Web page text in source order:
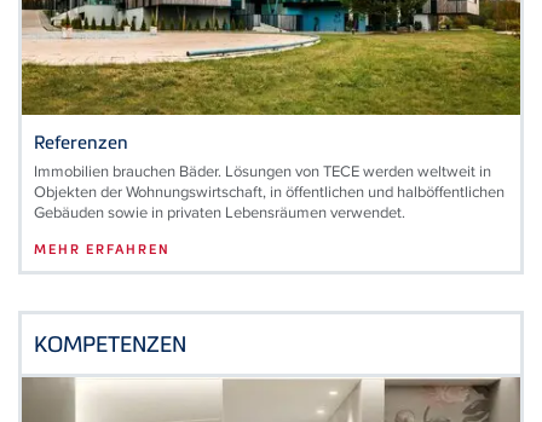
Referenzen
Immobilien brauchen Bäder. Lösungen von TECE werden weltweit in
Objekten der Wohnungswirtschaft, in öffentlichen und halböffentlichen
Gebäuden sowie in privaten Lebensräumen verwendet.
MEHR ERFAHREN
KOMPETENZEN